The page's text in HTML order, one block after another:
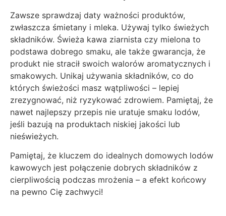
Zawsze sprawdzaj daty ważności produktów,
zwłaszcza śmietany i mleka. Używaj tylko świeżych
składników. Świeża kawa ziarnista czy mielona to
podstawa dobrego smaku, ale także gwarancja, że
produkt nie stracił swoich walorów aromatycznych i
smakowych. Unikaj używania składników, co do
których świeżości masz wątpliwości – lepiej
zrezygnować, niż ryzykować zdrowiem. Pamiętaj, że
nawet najlepszy przepis nie uratuje smaku lodów,
jeśli bazują na produktach niskiej jakości lub
nieświeżych.
Pamiętaj, że kluczem do idealnych domowych lodów
kawowych jest połączenie dobrych składników z
cierpliwością podczas mrożenia – a efekt końcowy
na pewno Cię zachwyci!